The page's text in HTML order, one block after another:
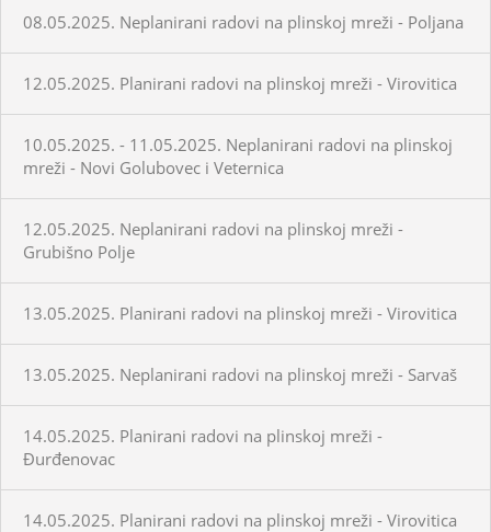
08.05.2025. Neplanirani radovi na plinskoj mreži - Poljana
12.05.2025. Planirani radovi na plinskoj mreži - Virovitica
10.05.2025. - 11.05.2025. Neplanirani radovi na plinskoj
mreži - Novi Golubovec i Veternica
12.05.2025. Neplanirani radovi na plinskoj mreži -
Grubišno Polje
13.05.2025. Planirani radovi na plinskoj mreži - Virovitica
13.05.2025. Neplanirani radovi na plinskoj mreži - Sarvaš
14.05.2025. Planirani radovi na plinskoj mreži -
Đurđenovac
14.05.2025. Planirani radovi na plinskoj mreži - Virovitica